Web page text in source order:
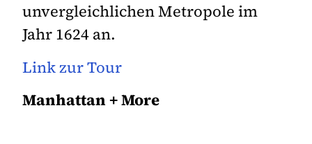
unvergleichlichen Metropole im
Jahr 1624 an.
Link zur Tour
Manhattan + More